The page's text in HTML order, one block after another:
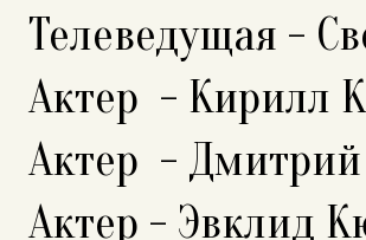
Телеведущая -
Актер - Кирилл
Актер - Дмитрий
Актер - Эвклид